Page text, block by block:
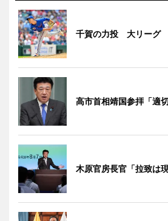
千賀の力投 大リーグ
高市首相靖国参拝「適
木原官房長官「拉致は